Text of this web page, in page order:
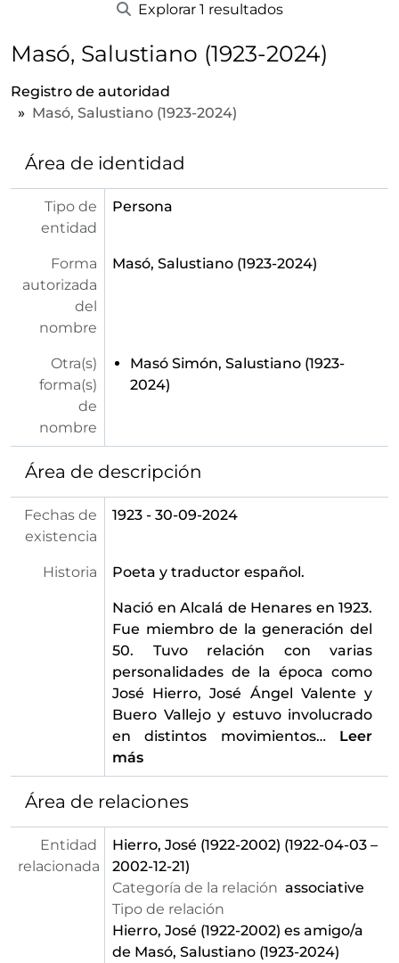
Explorar 1 resultados
Masó, Salustiano (1923-2024)
Registro de autoridad
Masó, Salustiano (1923-2024)
Área de identidad
Tipo de
entidad
Persona
Forma
autorizada
del
nombre
Masó, Salustiano (1923-2024)
Otra(s)
forma(s)
de
nombre
Masó Simón, Salustiano (1923-
2024)
Área de descripción
Fechas de
existencia
1923 - 30-09-2024
Historia Poeta y traductor español.
Nació en Alcalá de Henares en 1923.
Fue miembro de la generación del
50. Tuvo relación con varias
personalidades de la época como
José Hierro, José Ángel Valente y
Buero Vallejo y estuvo involucrado
en distintos movimientos… Leer
más
Área de relaciones
Entidad
relacionada
Hierro, José (1922-2002) (1922-04-03 –
2002-12-21)
Categoría de la relación associative
Tipo de relación
Hierro, José (1922-2002) es amigo/a
de Masó, Salustiano (1923-2024)